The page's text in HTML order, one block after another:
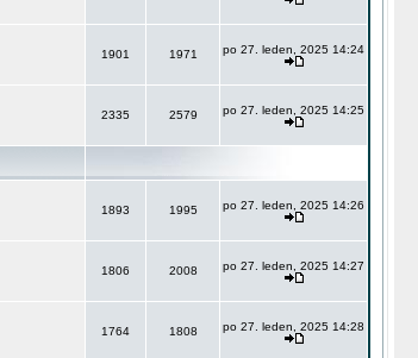
1901 1971 po 27. leden, 2025 14:24
2335 2579 po 27. leden, 2025 14:25
1893 1995 po 27. leden, 2025 14:26
1806 2008 po 27. leden, 2025 14:27
1764 1808 po 27. leden, 2025 14:28